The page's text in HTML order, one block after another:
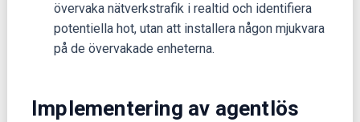
övervaka nätverkstrafik i realtid och identifiera
potentiella hot, utan att installera någon mjukvara
på de övervakade enheterna.
Implementering av agentlös